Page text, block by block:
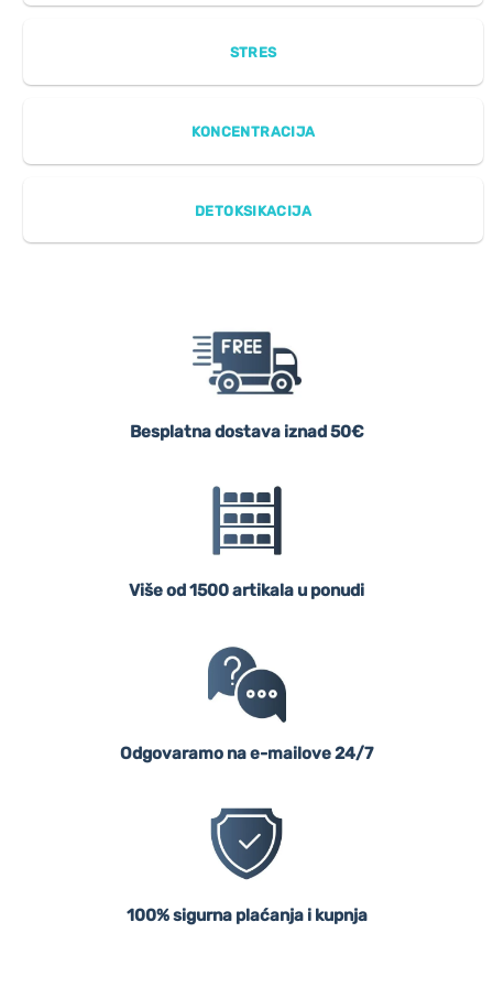
STRES
KONCENTRACIJA
DETOKSIKACIJA
Besplatna dostava iznad 50€
Više od 1500 artikala u ponudi
Odgovaramo na e-mailove 24/7
100% sigurna plaćanja i kupnja